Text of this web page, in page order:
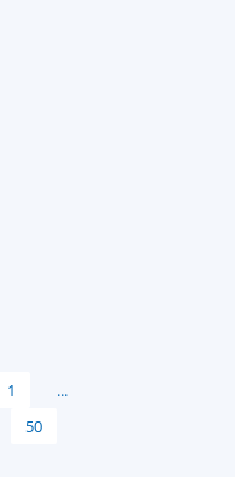
1
...
50